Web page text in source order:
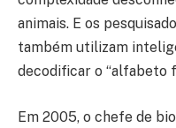
animais. E os
também utilizam
decodificar o “alfabeto
Em 2005, o chefe de